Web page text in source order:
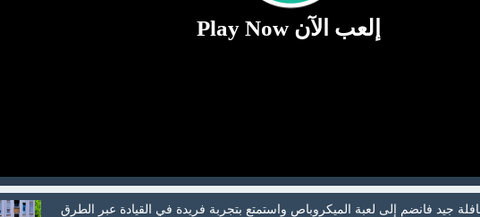
إلعب الآن Play Now
جيد فانضم إلى لعبة الميكروباص واستمتع بتجربة فريدة في القيادة عبر الطرق